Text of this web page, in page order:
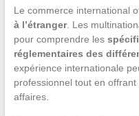
Le commerce international
à l’étranger. Les
pour comprendre les
réglementaires des
expérience internationale
professionnel tout en
affaires.